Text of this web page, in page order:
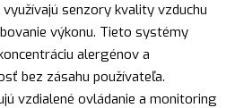
senzory kvality vzduchu
výkonu. Tieto systémy
alergénov a
bez zásahu používateľa.
vzdialené ovládanie a monitoring